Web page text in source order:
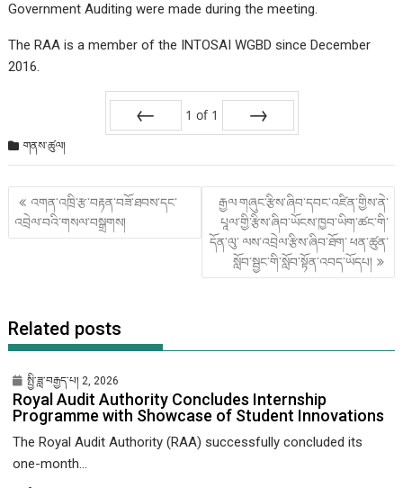
Government Auditing were made during the meeting.
The RAA is a member of the INTOSAI WGBD since December
2016.
1 of 1
གནས་ཚུལ།
Post
གི་
འགྲུལ་
འགན་འཁྲི་རྩ་བརྟན་བཟོ་ཐབས་དང་
འབྲེལ་བའི་གསལ་བསྒྲགས།
རྒྱལ གཞུང་རྩིས་ཞིབ་དབང་འཛིན་གྱིས་ནེ་
པཱལ་གྱི་རྩིས་ཞིབ་ཡོངས་ཁྱབ་ཡིག་ཚང་གི་
དོན་ལུ་ ལས་འབྲེལ་རྩིས་ཞིབ་ཐོག་ ཕན་ཚུན་
སློབ་སྦྱང་གི་སློབ་སྟོན་འབད་ཡོདཔ།
Related posts
སྤྱི་ཟླ་བརྒྱད་པ། 2, 2026
Royal Audit Authority Concludes Internship
Programme with Showcase of Student Innovations
The Royal Audit Authority (RAA) successfully concluded its
one-month...